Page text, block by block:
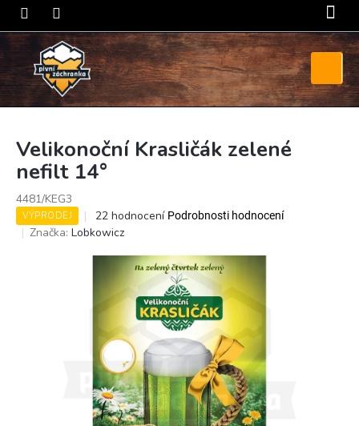
Přejít
obsah
Nákupní
košík
Velikonoční Krasličák zelené
nefilt 14°
4481/KEG3
VÝPRODEJ
Průměrné
hodnocení
je
3,8
hvězdiček.
22 hodnocení Podrobnosti hodnocení
Značka: Lobkowicz